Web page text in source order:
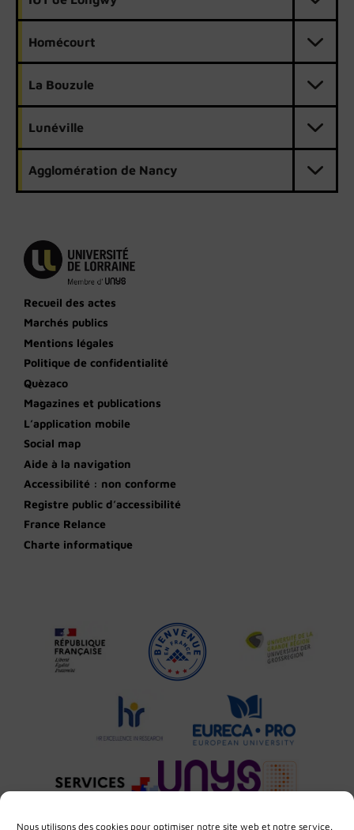
Nous utilisons des cookies pour optimiser notre site web et notre service.
Homécourt
La Bouzule
Lunéville
Agglomération de Nancy
Recueil des actes
Marchés publics
Mentions légales
Politique de confidentialité
Quèzaco
Magazines et publications
L’application mobile
Social map
Aide à la navigation
Accessibilité : non conforme
Registre public d’accessibilité
France Relance
Charte informatique